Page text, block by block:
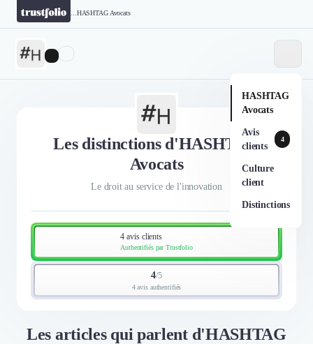
HASHTAG Avocats
HASHTAG
Avocats
Avis
clients
4
Culture
client
Distinctions
Les distinctions d'HASHTAG
Avocats
Le droit au service de l'innovation
4 avis clients
Authentifiés par Trustfolio
4/5
4 avis authentifiés
Les articles qui parlent d'HASHTAG